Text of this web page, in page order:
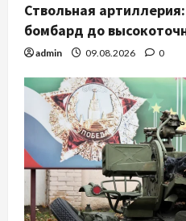
Ствольная
бомбард до
admin 09.08.2026 0